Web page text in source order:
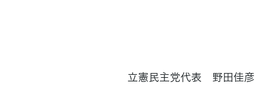
立憲民主党代表 野田佳彦